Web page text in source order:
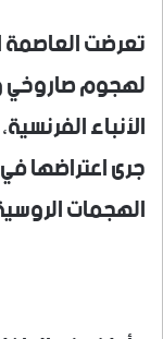
تعرضت العاصمة
لهجوم صاروخي
الأنباء
جرى اعتراضها
الهجمات